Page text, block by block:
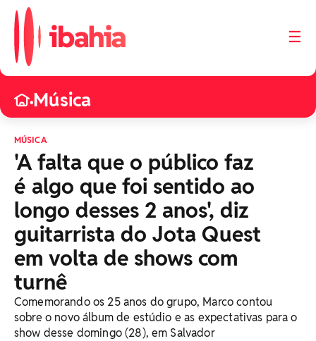
☰
•Música
MÚSICA
'A falta que o público faz
é algo que foi sentido ao
longo desses 2 anos', diz
guitarrista do Jota Quest
em volta de shows com
turnê
Comemorando os 25 anos do grupo, Marco contou
sobre o novo álbum de estúdio e as expectativas para o
show desse domingo (28), em Salvador